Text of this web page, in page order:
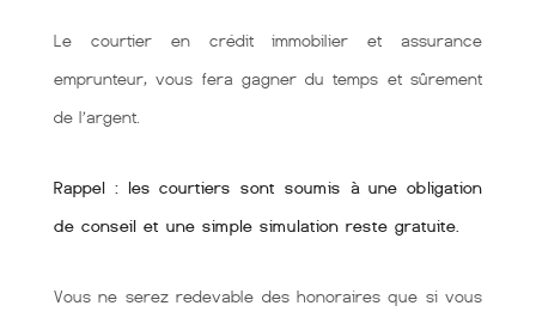
Le courtier en crédit immobilier et assurance
emprunteur, vous fera gagner du temps et sûrement
de l’argent.
Rappel : les courtiers sont soumis à une obligation
de conseil et une simple simulation reste gratuite.
Vous ne serez redevable des honoraires que si vous